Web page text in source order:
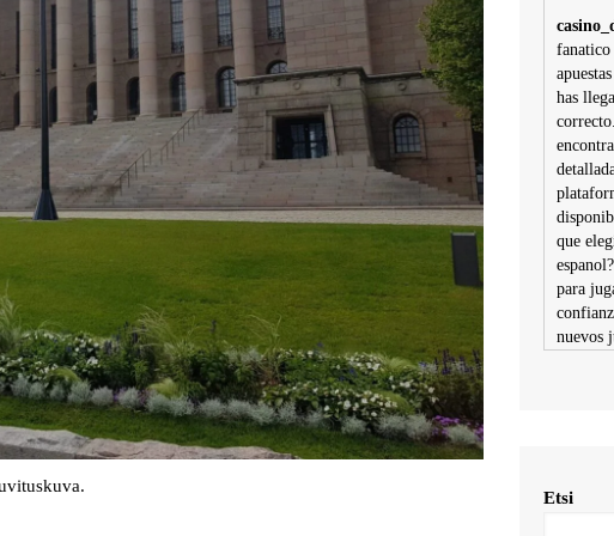
fanatico
has
que
para
nuevos
metodos
Etsi